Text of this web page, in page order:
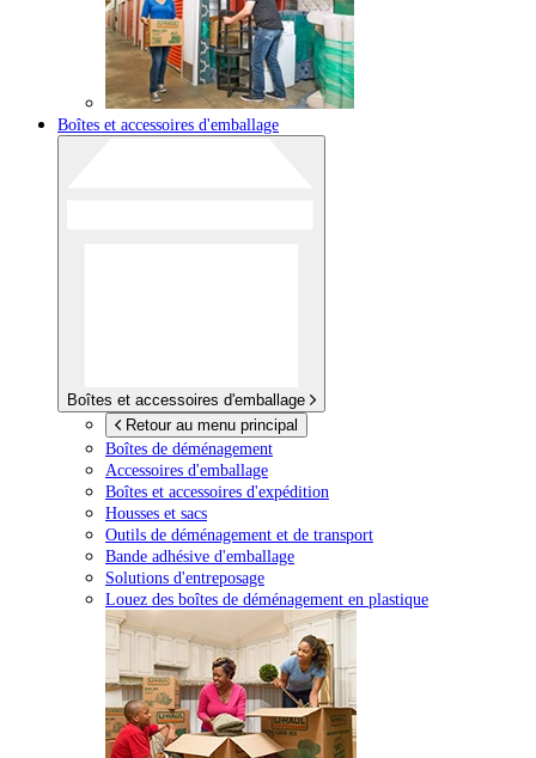
Boîtes et accessoires d'emballage
Boîtes et accessoires d'emballage
Retour au menu principal
Boîtes de déménagement
Accessoires d'emballage
Boîtes et accessoires d'expédition
Housses et sacs
Outils de déménagement et de transport
Bande adhésive d'emballage
Solutions d'entreposage
Louez des boîtes de déménagement en plastique